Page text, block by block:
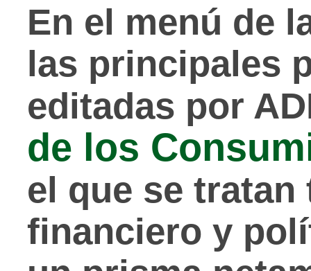
En el menú de
las principales
editadas por
de los
el que se
financiero y